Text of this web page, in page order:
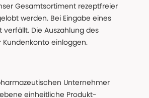
Gesamtsortiment rezeptfreier
werden. Bei Eingabe eines
Die Auszahlung des
Kundenkonto einloggen.
Unternehmer
einheitliche Produkt-